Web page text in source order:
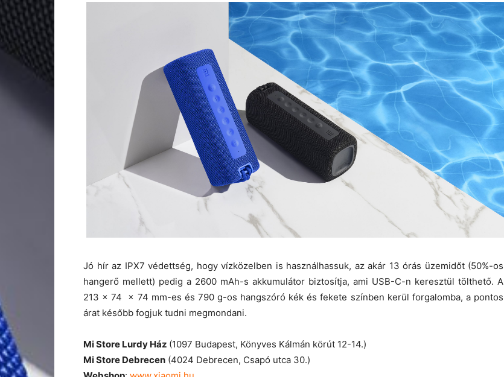
Jó hír az IPX7 védettség, hogy vízközelben is használhassuk, az akár 13 órás üzemidőt (50%-os
hangerő mellett) pedig a 2600 mAh-s akkumulátor biztosítja, ami USB-C-n keresztül tölthető. A
213 x 74 x 74 mm-es és 790 g-os hangszóró kék és fekete színben kerül forgalomba, a pontos
árat később fogjuk tudni megmondani.
Mi Store Lurdy Ház (1097 Budapest, Könyves Kálmán körút 12-14.)
Mi Store Debrecen (4024 Debrecen, Csapó utca 30.)